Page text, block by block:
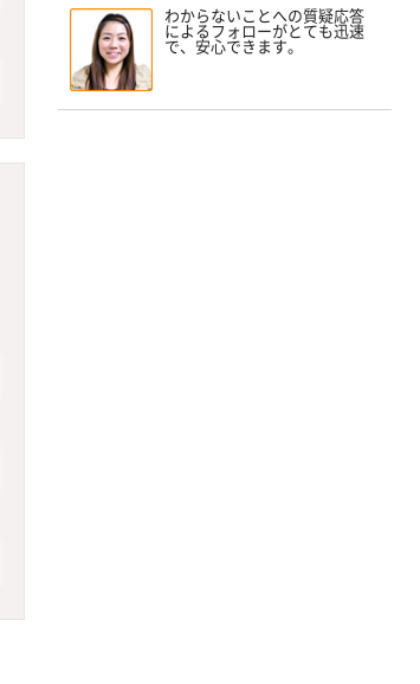
わからないことへの質疑応答
によるフォローがとても迅速
で、安心できます。